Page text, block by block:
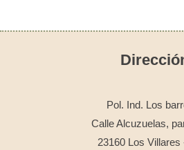
Pol. Ind. Los
Calle Alcuzuelas,
23160 Los Villares